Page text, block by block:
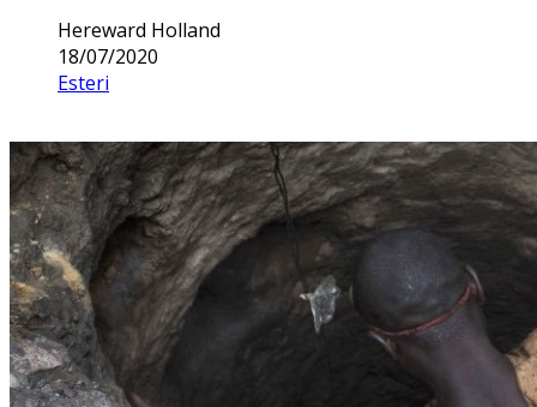
Hereward Holland
18/07/2020
Esteri